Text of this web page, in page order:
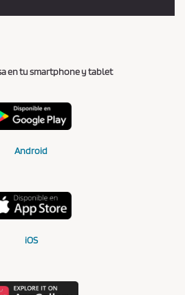
en tu smartphone y tablet
Android
iOS